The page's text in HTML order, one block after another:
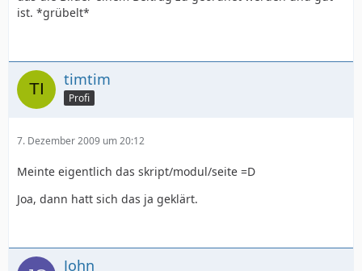
ist. *grübelt*
timtim
Profi
7. Dezember 2009 um 20:12
Meinte eigentlich das skript/modul/seite =D
Joa, dann hatt sich das ja geklärt.
John